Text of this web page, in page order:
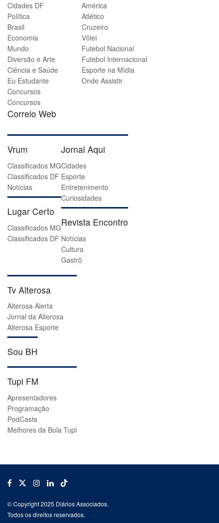
Cidades DF
Política
Brasil
Economia
Mundo
Diversão e Arte
Ciência e Saúde
Eu Estudante
Concursos
Concursos
Correio Web
América
Atlético
Cruzeiro
Vôlei
Futebol Nacional
Futebol Internacional
Esporte na Mídia
Onde Assistir
Vrum
Classificados MG
Classificados DF
Notícias
Lugar Certo
Classificados MG
Classificados DF
Jornal Aqui
Cidades
Esporte
Entretenimento
Curiosidades
Revista Encontro
Notícias
Cultura
Gastrô
Tv Alterosa
Alterosa Alerta
Jornal da Alterosa
Alterosa Esporte
Sou BH
Tupi FM
Apresentadores
Programação
PodCasts
Melhores da Bola Tupi
© Copyright 2025 Diários Associados.
Todos os direitos reservados.